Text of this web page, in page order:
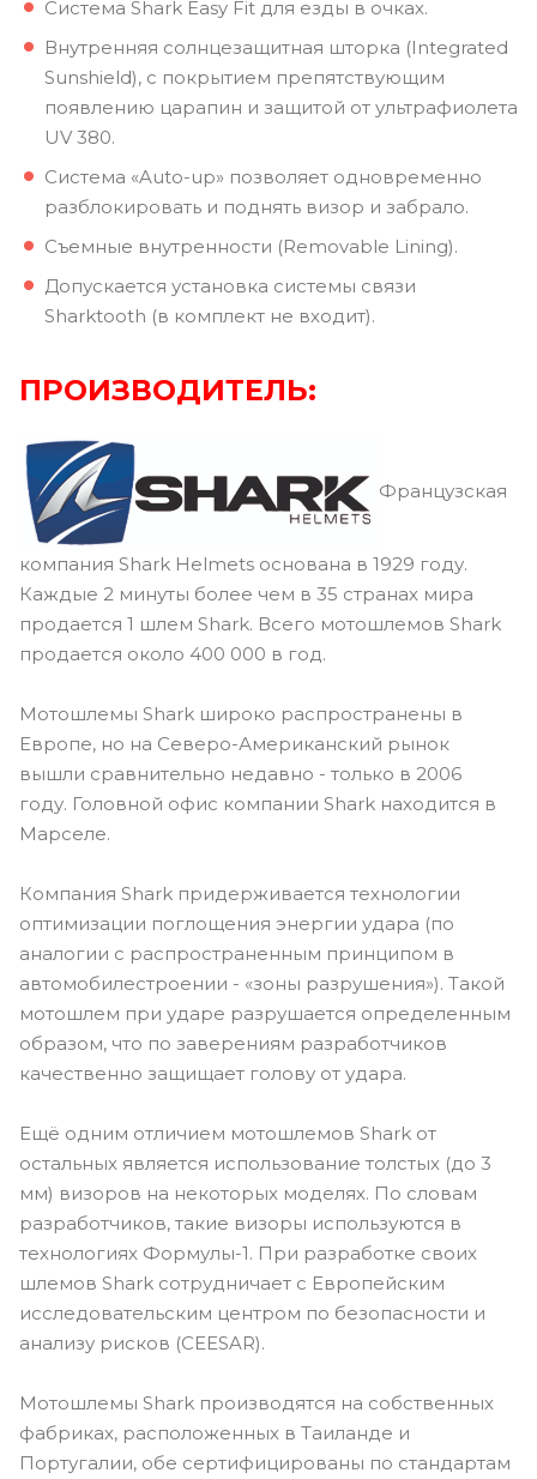
Система Shark Easy Fit для езды в очках.
Внутренняя солнцезащитная шторка (Integrated
Sunshield), с покрытием препятствующим
появлению царапин и защитой от ультрафиолета
UV 380.
Система «Auto-up» позволяет одновременно
разблокировать и поднять визор и забрало.
Съемные внутренности (Removable Lining).
Допускается установка системы связи
Sharktooth (в комплект не входит).
ПРОИЗВОДИТЕЛЬ:
Французская
компания Shark Helmets основана в 1929 году.
Каждые 2 минуты более чем в 35 странах мира
продается 1 шлем Shark. Всего мотошлемов Shark
продается около 400 000 в год.
Мотошлемы Shark широко распространены в
Европе, но на Северо-Американский рынок
вышли сравнительно недавно - только в 2006
году. Головной офис компании Shark находится в
Марселе.
Компания Shark придерживается технологии
оптимизации поглощения энергии удара (по
аналогии с распространенным принципом в
автомобилестроении - «зоны разрушения»). Такой
мотошлем при ударе разрушается определенным
образом, что по заверениям разработчиков
качественно защищает голову от удара.
Ещё одним отличием мотошлемов Shark от
остальных является использование толстых (до 3
мм) визоров на некоторых моделях. По словам
разработчиков, такие визоры используются в
технологиях Формулы-1. При разработке своих
шлемов Shark сотрудничает с Европейским
исследовательским центром по безопасности и
анализу рисков (CEESAR).
Мотошлемы Shark производятся на собственных
фабриках, расположенных в Таиланде и
Португалии, обе сертифицированы по стандартам